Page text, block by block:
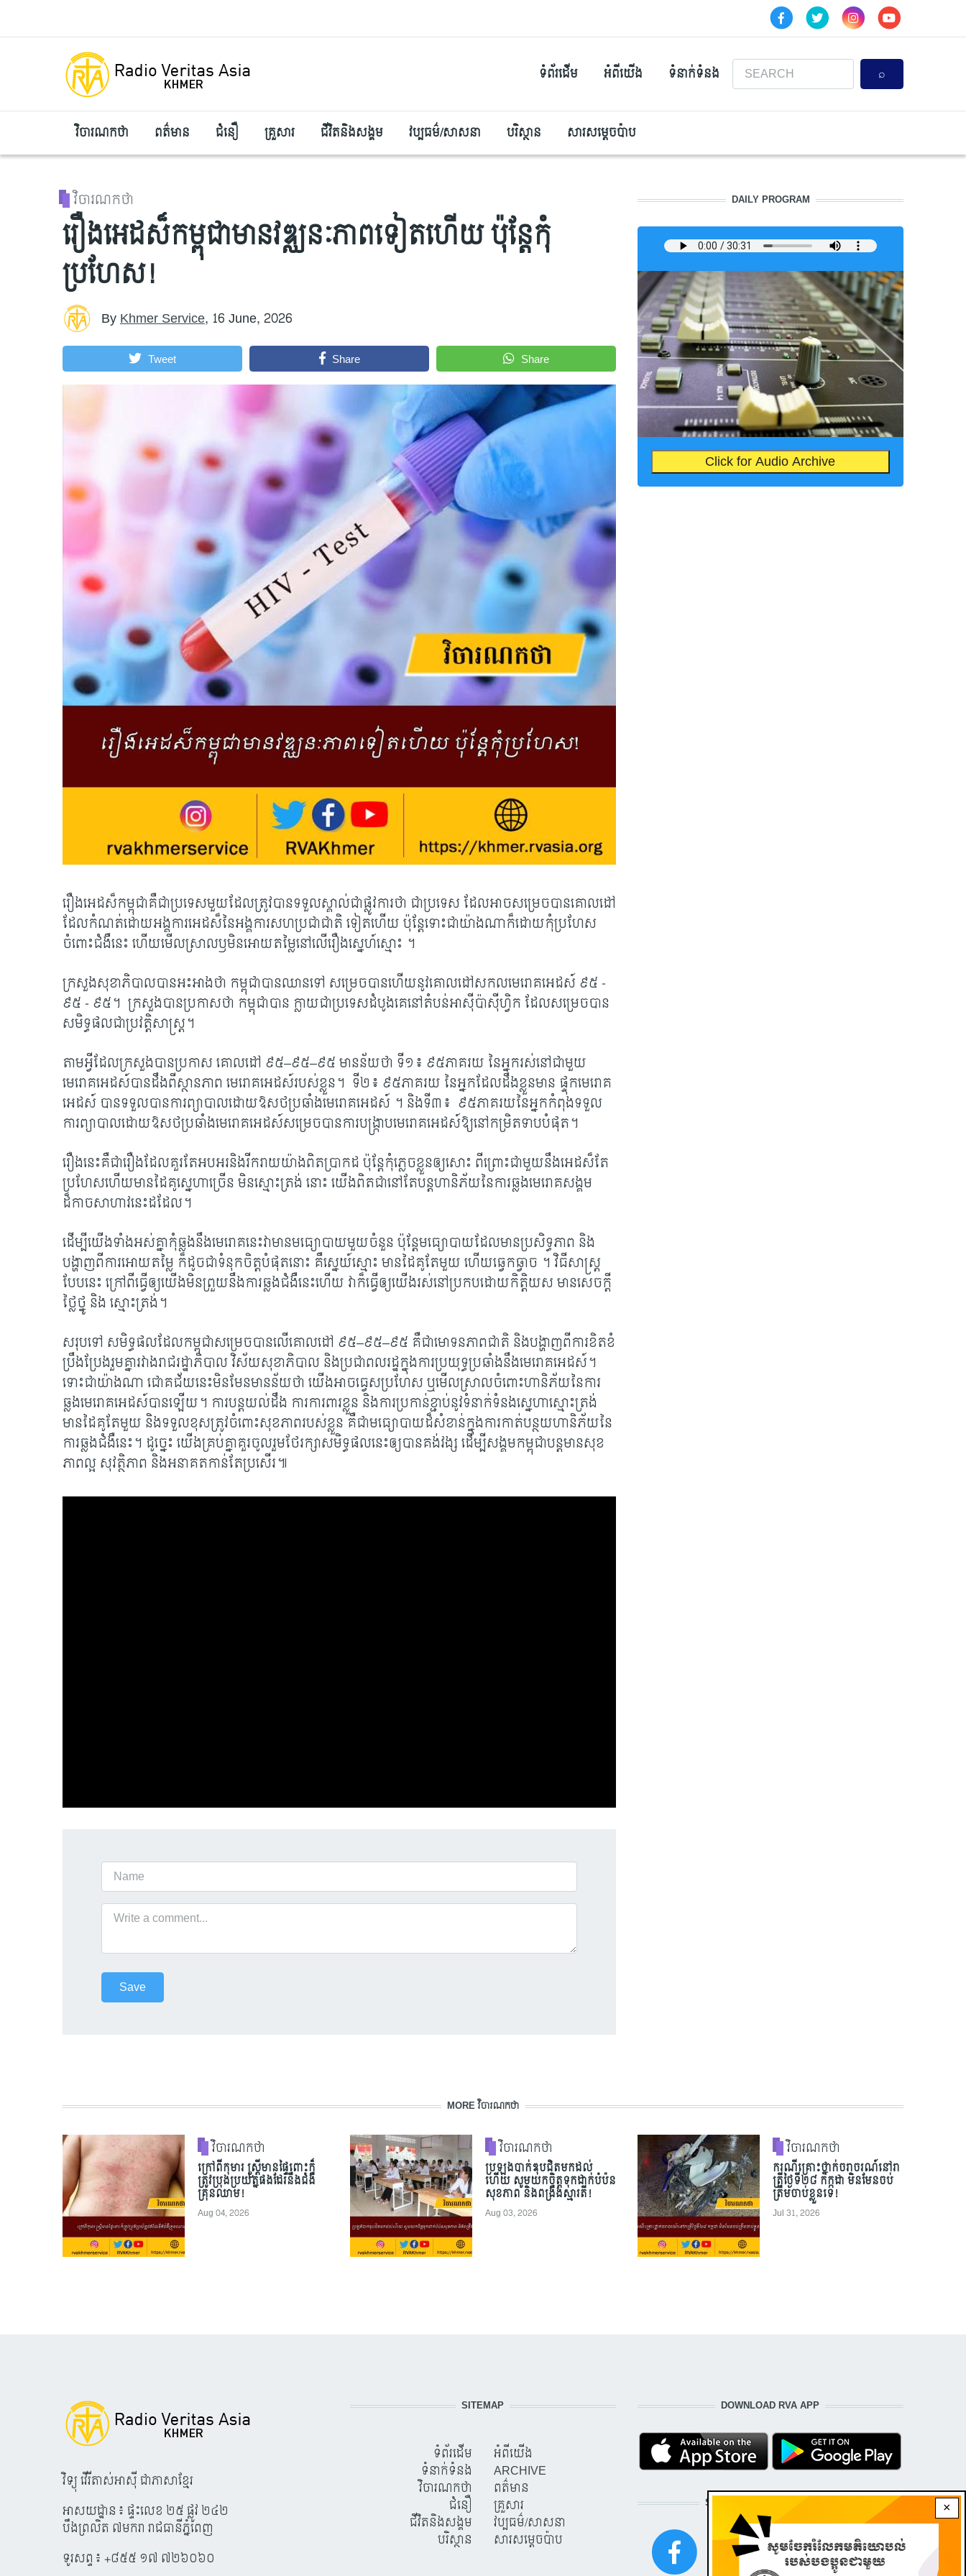
ទំព័រដើម អំពីយើង ទំនាក់ទំនង Search
វិចារណកថា ពត៌មាន ជំនឿ គ្រួសារ ជីវិតនិងសង្គម វប្បធម៌/សាសនា បរិស្ថាន សារសម្តេចប៉ាប
វិចារណកថា
រឿងអេដស៏កម្ពុជាមានវឌ្ឈនៈភាពទៀតហើយ ប៉ុន្តែកុំ
ប្រហែស!
ByKhmer Service, 16 June, 2026
Tweet Share Share
រឿងអេដស៏កម្ពុជាគឺជាប្រទេសមួយដែលត្រូវបានទទួលស្គាល់ជាផ្លូវការថា ជាប្រទេស ដែលអាចសម្រេចបានគោលដៅ
ដែលកំណត់ដោយអង្គការអេដស៏នៃអង្គការសហប្រជាជាតិ ទៀតហើយ ប៉ុន្តែទោះជាយ៉ាងណាក៏ដោយកុំប្រហែស
ចំពោះជំងឺនេះ ហើយមើលស្រាលឫមិនអោយតម្លៃនៅលើរឿងស្នេហ៍ស្មោះ ។
ក្រសួងសុខាភិបាលបានអះអាងថា កម្ពុជាបានឈានទៅ សម្រេចបានហើយនូវគោលដៅសកលមេរោគអេដស៍ ៩៥ -
៩៥ - ៩៥។ ក្រសួងបានប្រកាសថា កម្ពុជាបាន ក្លាយជាប្រទេសដំបូងគេនៅតំបន់អាស៊ីប៉ាស៊ីហ្វិក ដែលសម្រេចបាន
សមិទ្ធផលជាប្រវត្តិសាស្ត្រ។
តាមអ្វីដែលក្រសួងបានប្រកាស គោលដៅ ៩៥–៩៥–៩៥ មានន័យថា ទី១៖ ៩៥ភាគរយ នៃអ្នករស់នៅជាមួយ
មេរោគអេដស៍បានដឹងពីស្ថានភាព មេរោគអេដស៍របស់ខ្លួន។ ទី២៖ ៩៥ភាគរយ នៃអ្នកដែលដឹងខ្លួនមាន ផ្ទុកមេរោគ
អេដស៍ បានទទួលបានការព្យាបាលដោយឱសថប្រឆាំងមេរោគអេដស៍ ។ និងទី៣៖ ៩៥ភាគរយនៃអ្នកកំពុងទទួល
ការព្យាបាលដោយឱសថប្រឆាំងមេរោគអេដស៍សម្រេចបានការបង្រ្កាបមេរោគអេដស៍ឱ្យនៅកម្រិតទាបបំផុត។
រឿងនេះគឺជារឿងដែលគួរតែអបអរនិងរីករាយយ៉ាងពិតប្រាកដ ប៉ុន្តែកុំភ្លេចខ្លួនឲ្យសោះ ពីព្រោះជាមួយនឹងអេដស៏តែ
ប្រហែសហើយមានដៃគូស្នេហាច្រើន មិនស្មោះត្រង់ នោះ យើងពិតជានៅតែបន្តហានិភ័យនៃការឆ្លងមេរោគសង្គម
ដ៏កាចសាហាវនេះដដែល។
ដើម្បីយើងទាំងអស់គ្នាកុំឆ្លងនឹងមេរោគនេះវាមានមធ្យោបាយមួយចំនួន ប៉ុន្តែមធ្យោបាយដែលមានប្រសិទ្ធភាព និង
បង្ហាញពីការអោយតម្លៃ ក៏ដូចជាទំនុកចិត្តបំផុតនោះ គឺស្នេយ៍ស្មោះ មានដៃគូតែមួយ ហើយឆ្វេកឆ្វាច ។ វិធីសាស្រ្ត
បែបនេះ ក្រៅពីធ្វើឲ្យយើងមិនព្រួយនឹងការឆ្លងជំងឺនេះហើយ វាក៏ធ្វើឲ្យយើងរស់នៅប្រកបដោយកិត្តិយស មានសេចក្តី
ថ្លៃថ្នូ និង ស្មោះត្រង់។
សរុបទៅ សមិទ្ធផលដែលកម្ពុជាសម្រេចបានលើគោលដៅ ៩៥–៩៥–៩៥ គឺជាមោទនភាពជាតិ និងបង្ហាញពីការខិតខំ
ប្រឹងប្រែងរួមគ្នារវាងរាជរដ្ឋាភិបាល វិស័យសុខាភិបាល និងប្រជាពលរដ្ឋក្នុងការប្រយុទ្ធប្រឆាំងនឹងមេរោគអេដស៍។
ទោះជាយ៉ាងណា ជោគជ័យនេះមិនមែនមានន័យថា យើងអាចធ្វេសប្រហែស ឬមើលស្រាលចំពោះហានិភ័យនៃការ
ឆ្លងមេរោគអេដស៍បានឡើយ។ ការបន្តយល់ដឹង ការការពារខ្លួន និងការប្រកាន់ខ្ជាប់នូវទំនាក់ទំនងស្នេហាស្មោះត្រង់
មានដៃគូតែមួយ និងទទួលខុសត្រូវចំពោះសុខភាពរបស់ខ្លួន គឺជាមធ្យោបាយដ៏សំខាន់ក្នុងការកាត់បន្ថយហានិភ័យនៃ
ការឆ្លងជំងឺនេះ។ ដូច្នេះ យើងគ្រប់គ្នាគួរចូលរួមថែរក្សាសមិទ្ធផលនេះឲ្យបានគង់វង្ស ដើម្បីសង្គមកម្ពុជាបន្តមានសុខ
ភាពល្អ សុវត្ថិភាព និងអនាគតកាន់តែប្រសើរ៕
DAILY PROGRAM
Click for Audio Archive
MORE វិចារណកថា
វិចារណកថា
ក្រៅពីកុមារ ស្ត្រីមានផ្ទៃពោះក៏
ត្រូវប្រុងប្រយ័ត្នផងដែរនឹងជំងឺ
គ្រុនឈាម!
Aug 04, 2026
វិចារណកថា
ប្រឡងបាក់ឌុបជិតមកដល់
ហើយ សូមយកចិត្តទុកដាក់បំប៉ន
សុខភាព និងពង្រឹងស្មារតី!
Aug 03, 2026
វិចារណកថា
ករណីគ្រោះថ្នាក់ចរាចរណ៍នៅរា
ត្រីថ្ងៃទី២៨ កក្កដា មិនមែនចប់
ត្រឹមចាប់ខ្លួនទេ!
Jul 31, 2026
×
វិទ្យុ វើរីតាស់អាស៊ី ជាភាសាខ្មែរ
អាសយដ្ឋាន៖ ផ្ទះលេខ ២៥ ផ្លូវ ២៤២
បឹងព្រលិត ៧មករា រាជធានីភ្នំពេញ
ទូរសព្ទ៖ +៨៥៥ ១៧ ៧២៦០៦០
SITEMAP
ទំព័រដើម
ទំនាក់ទំនង
វិចារណកថា
ជំនឿ
ជីវិតនិងសង្គម
បរិស្ថាន
អំពីយើង
ARCHIVE
ពត៌មាន
គ្រួសារ
វប្បធម៌/សាសនា
សារសម្តេចប៉ាប
DOWNLOAD RVA APP
STAY CONNECTED WITH US!